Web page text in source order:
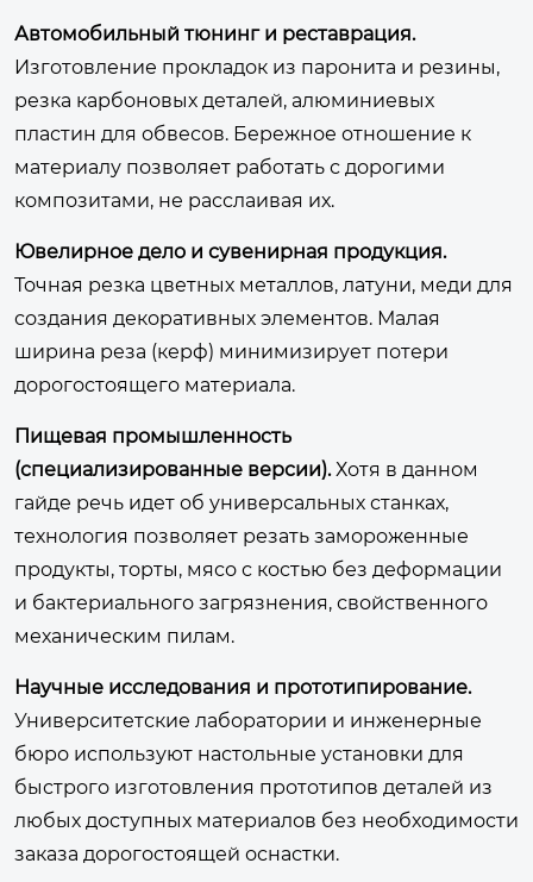
Автомобильный тюнинг и реставрация.
Изготовление прокладок из паронита и резины,
резка карбоновых деталей, алюминиевых
пластин для обвесов. Бережное отношение к
материалу позволяет работать с дорогими
композитами, не расслаивая их.
Ювелирное дело и сувенирная продукция.
Точная резка цветных металлов, латуни, меди для
создания декоративных элементов. Малая
ширина реза (керф) минимизирует потери
дорогостоящего материала.
Пищевая промышленность
(специализированные версии).Хотя в данном
гайде речь идет об универсальных станках,
технология позволяет резать замороженные
продукты, торты, мясо с костью без деформации
и бактериального загрязнения, свойственного
механическим пилам.
Научные исследования и прототипирование.
Университетские лаборатории и инженерные
бюро используют настольные установки для
быстрого изготовления прототипов деталей из
любых доступных материалов без необходимости
заказа дорогостоящей оснастки.